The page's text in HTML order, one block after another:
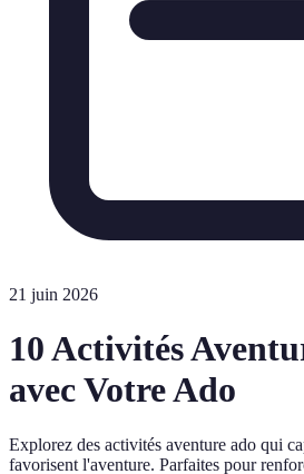
21 juin 2026
10 Activités
avec Votre Ado
Explorez des activités aventure ado qui
favorisent l'aventure. Parfaites pour